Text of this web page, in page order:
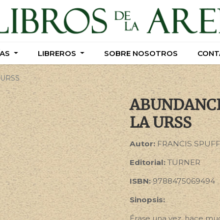
LIBREROS SOBRE NOSOTROS
LIBREROS SOBRE NOSOTROS
LA URSS
Autor: FRANCIS
Editorial: TURNER
ISBN:9788475069494
Sinopsis: